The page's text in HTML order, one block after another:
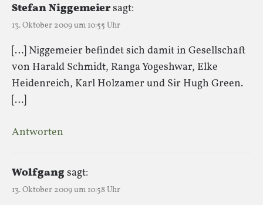
Stefan Niggemeiersagt:
13. Oktober 2009 um 10:55 Uhr
[…] Niggemeier befindet sich damit in Gesellschaft
von Harald Schmidt, Ranga Yogeshwar, Elke
Heidenreich, Karl Holzamer und Sir Hugh Green.
[…]
Antworten
Wolfgangsagt:
13. Oktober 2009 um 10:58 Uhr